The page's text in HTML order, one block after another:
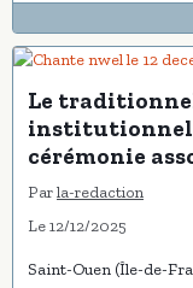
Le
cérémonie
Parla-redaction
Le 12/12/2025
Saint-Ouen (Île-de-